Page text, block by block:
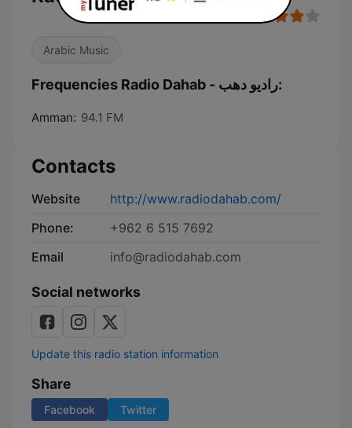
Arabic Music
Frequencies Radio Dahab - راديو دهب:
Amman: 94.1 FM
Contacts
Website
http://www.radiodahab.com/
Phone:
+962 6 515 7692
Email
info@radiodahab.com
Social networks
Update this radio station information
Share
Facebook Twitter